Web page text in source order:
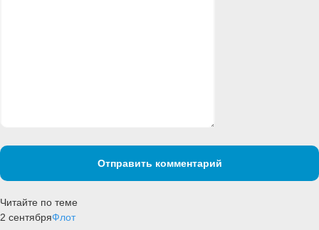
Отправить комментарий
Читайте по теме
2 сентябряФлот